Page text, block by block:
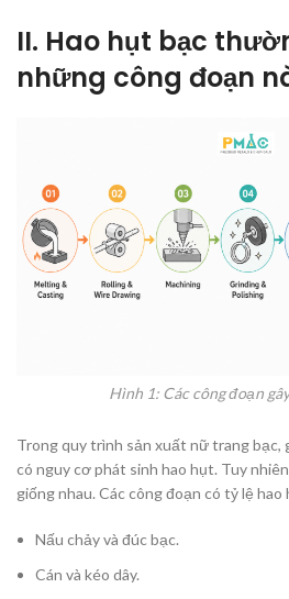
II. Hao hụt bạc
những công đoạn
Hình 1: Các công đoạn
Trong quy trình sản xuất nữ trang bạc,
có nguy cơ phát sinh hao hụt. Tuy
giống nhau. Các công đoạn có tỷ lệ
Nấu chảy và đúc bạc.
Cán và kéo dây.